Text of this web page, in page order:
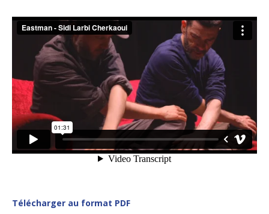
Télécharger au format PDF